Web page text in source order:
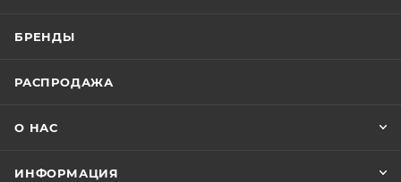
БРЕНДЫ
РАСПРОДАЖА
О НАС
ИНФОРМАЦИЯ